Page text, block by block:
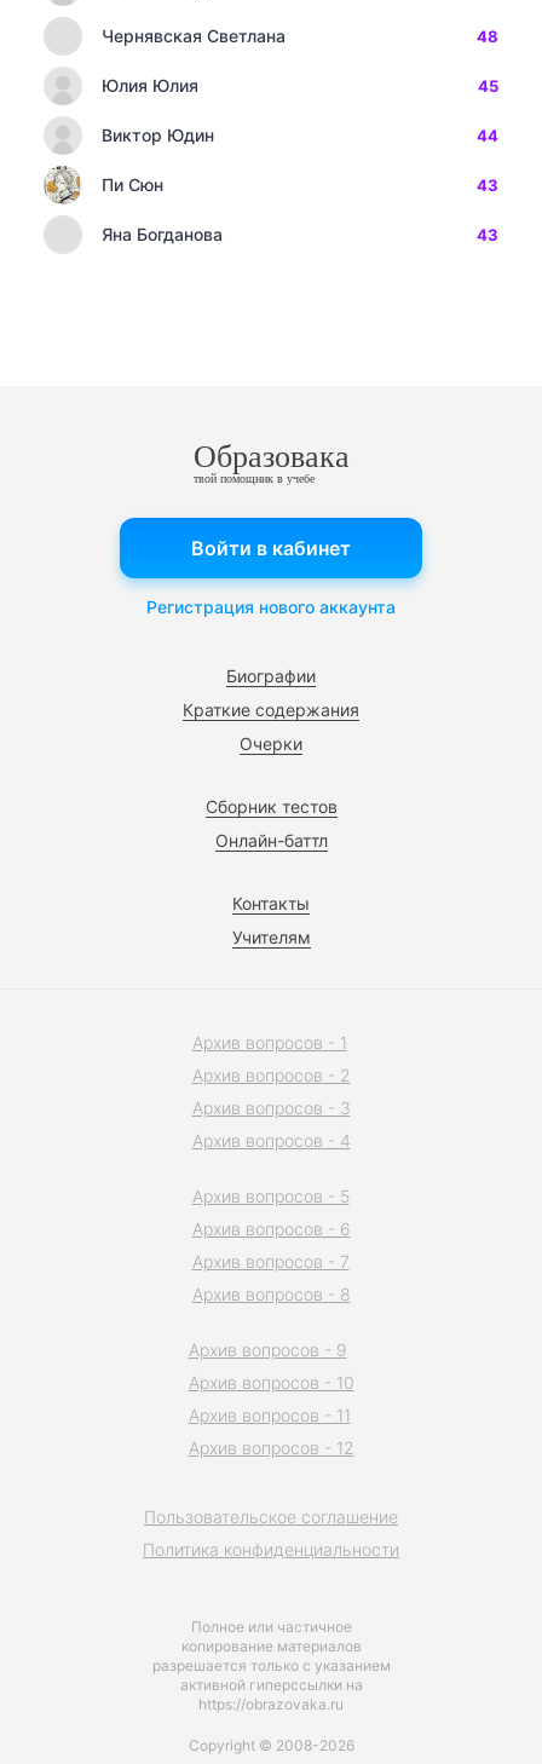
Чернявская Светлана 48
Юлия Юлия 45
Виктор Юдин 44
Пи Сюн 43
Яна Богданова 43
Образовака
твой помощник в учебе
Биографии
Краткие содержания
Очерки
Сборник тестов
Онлайн-баттл
Контакты
Учителям
Войти в кабинет
Регистрация нового аккаунта
Полное или частичное
копирование материалов
разрешается только с указанием
активной гиперссылки на
https://obrazovaka.ru
Пользовательское соглашение
Политика конфиденциальности
Архив вопросов - 1
Архив вопросов - 2
Архив вопросов - 3
Архив вопросов - 4
Архив вопросов - 5
Архив вопросов - 6
Архив вопросов - 7
Архив вопросов - 8
Архив вопросов - 9
Архив вопросов - 10
Архив вопросов - 11
Архив вопросов - 12
Copyright © 2008-2026